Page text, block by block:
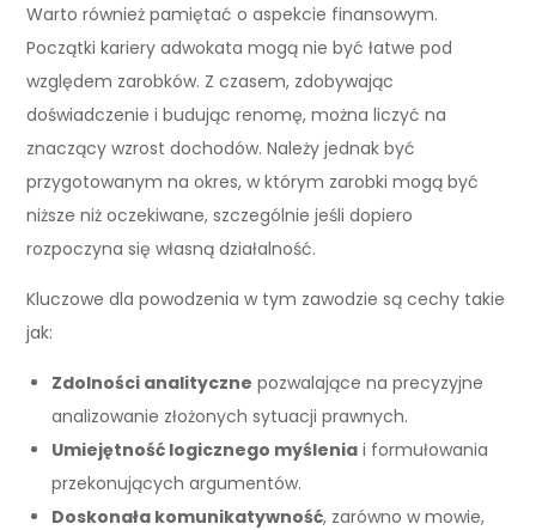
Warto również pamiętać o aspekcie finansowym.
Początki kariery adwokata mogą nie być łatwe pod
względem zarobków. Z czasem, zdobywając
doświadczenie i budując renomę, można liczyć na
znaczący wzrost dochodów. Należy jednak być
przygotowanym na okres, w którym zarobki mogą być
niższe niż oczekiwane, szczególnie jeśli dopiero
rozpoczyna się własną działalność.
Kluczowe dla powodzenia w tym zawodzie są cechy takie
jak:
Zdolności analityczne pozwalające na precyzyjne
analizowanie złożonych sytuacji prawnych.
Umiejętność logicznego myślenia i formułowania
przekonujących argumentów.
Doskonała komunikatywność, zarówno w mowie,